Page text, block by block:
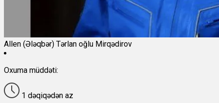
Allen (Ələqbər) Tərlan oğlu Mirqədirov
Oxuma müddəti:
1 dəqiqədən az